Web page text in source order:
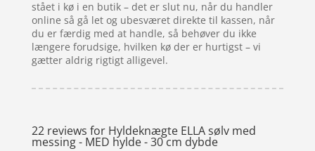
stået i kø i en butik – det er slut nu, når du handler
online så gå let og ubesværet direkte til kassen, når
du er færdig med at handle, så behøver du ikke
længere forudsige, hvilken kø der er hurtigst – vi
gætter aldrig rigtigt alligevel.
22 reviews for Hyldeknægte ELLA sølv med
messing - MED hylde - 30 cm dybde